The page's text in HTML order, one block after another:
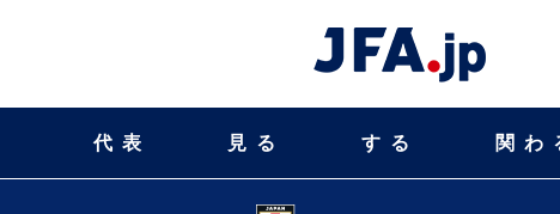
代表 見る する 関わ